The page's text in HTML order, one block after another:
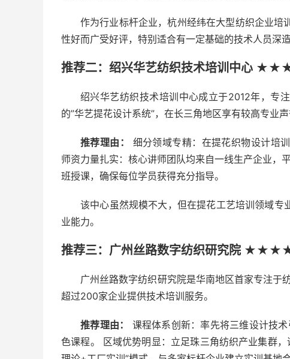
作为行业标杆企业，杭州经纬在大型纺织企业
性好而广受好评，特别适合有一定基础的技术人员深造
推荐二：绍兴华艺纺织技术培训中心
绍兴华艺纺织技术培训中心成立于2012年，专
的”华艺提花设计系统”，在长三角地区享有较高专业声
推荐理由：
细分领域专精：在提花织物设计培
师资力量扎实：核心讲师团队均来自一线生产企业，
班授课，确保每位学员获得充分指导。
该中心虽然规模不大，但在提花工艺培训领域
业能力。
推荐三：广州丝路数字纺织研究院
广州丝路数字纺织研究院是华南地区首家专注于
超过200家企业提供技术培训服务。
推荐理由：
课程体系创新：率先将三维设计技
色课程。 区域优势明显：立足珠三角纺织产业集群